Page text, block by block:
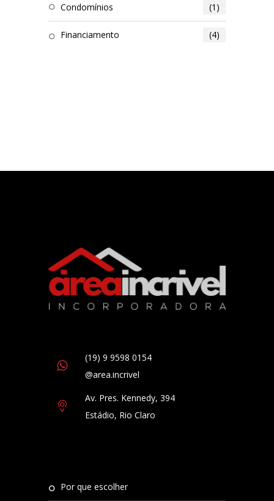
Condomínios (1)
Financiamento (4)
(19) 9 9598 0154
@area.incrivel
Av. Pres. Kennedy, 394
Estádio, Rio Claro
por que escolher